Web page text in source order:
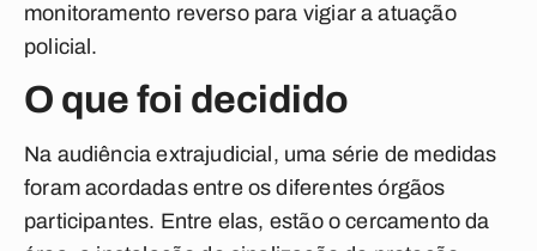
monitoramento reverso para vigiar a atuação
policial.
O que foi decidido
Na audiência extrajudicial, uma série de medidas
foram acordadas entre os diferentes órgãos
participantes. Entre elas, estão o cercamento da